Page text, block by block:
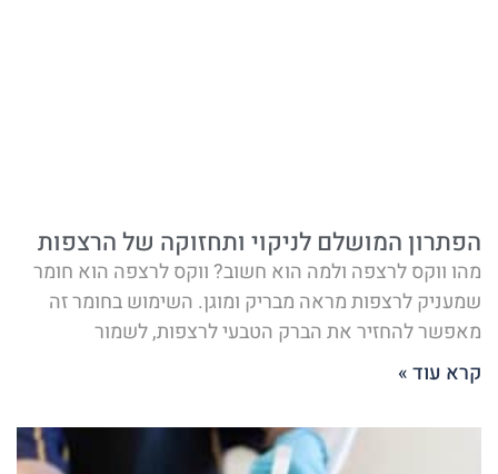
הפתרון המושלם לניקוי ותחזוקה של הרצפות
מהו ווקס לרצפה ולמה הוא חשוב? ווקס לרצפה הוא חומר
שמעניק לרצפות מראה מבריק ומוגן. השימוש בחומר זה
מאפשר להחזיר את הברק הטבעי לרצפות, לשמור
קרא עוד »